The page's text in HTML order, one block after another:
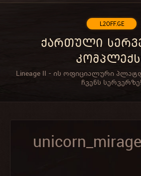
L2OFF.GE
ქართული
Lineage II - ის ოფიციალური
ჩვენს სერვერზე!